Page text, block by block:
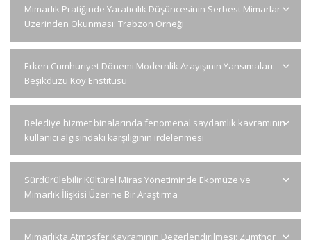
Mimarlık Pratiğinde Yaratıcılık Düşüncesinin Serbest Mimarlar
Üzerinden Okunması: Trabzon Örneği
Erken Cumhuriyet Dönemi Modernlik Arayışının Yansımaları:
Beşikdüzü Köy Enstitüsü
Belediye hizmet binalarında fenomenal saydamlık kavramının
kullanıcı algısındaki karşılığının irdelenmesi
Sürdürülebilir Kültürel Miras Yönetiminde Ekomüze ve
Mimarlık İlişkisi Üzerine Bir Araştırma
Mimarlıkta Atmosfer Kavramının Değerlendirilmesi: Zumthor